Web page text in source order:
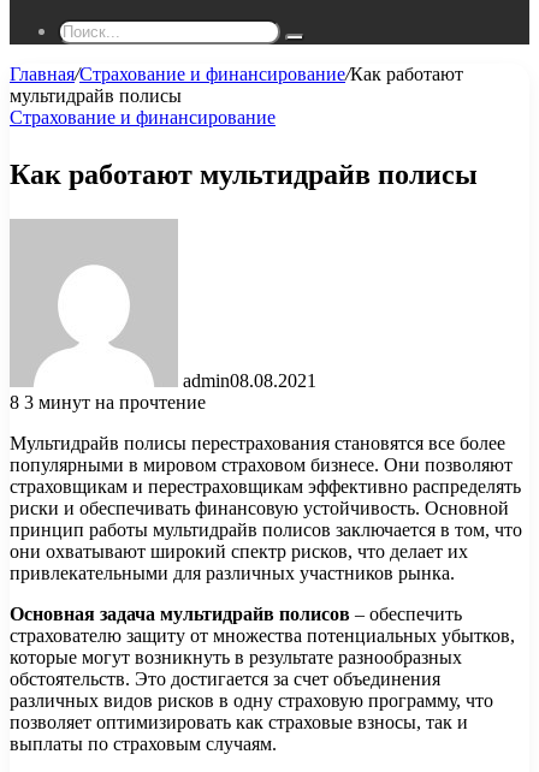
Поиск...
Главная/Страхование и финансирование/Как работают
мультидрайв полисы
Страхование и финансирование
Как работают мультидрайв полисы
admin08.08.2021
8 3 минут на прочтение
Мультидрайв полисы перестрахования становятся все более
популярными в мировом страховом бизнесе. Они позволяют
страховщикам и перестраховщикам эффективно распределять
риски и обеспечивать финансовую устойчивость. Основной
принцип работы мультидрайв полисов заключается в том, что
они охватывают широкий спектр рисков, что делает их
привлекательными для различных участников рынка.
Основная задача мультидрайв полисов – обеспечить
страхователю защиту от множества потенциальных убытков,
которые могут возникнуть в результате разнообразных
обстоятельств. Это достигается за счет объединения
различных видов рисков в одну страховую программу, что
позволяет оптимизировать как страховые взносы, так и
выплаты по страховым случаям.